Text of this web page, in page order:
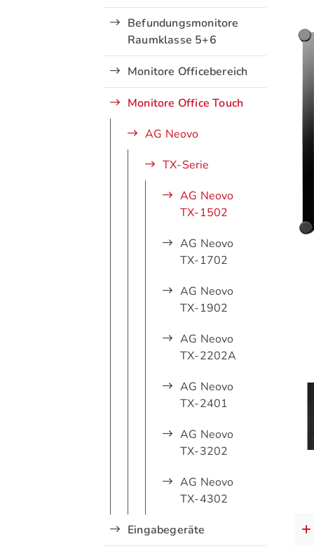
Befundungsmonitore
Raumklasse 5+6
Monitore Officebereich
Monitore Office Touch
AG Neovo
TX-Serie
AG Neovo
TX-1502
AG Neovo
TX-1702
AG Neovo
TX-1902
AG Neovo
TX-2202A
AG Neovo
TX-2401
AG Neovo
TX-3202
AG Neovo
TX-4302
Eingabegeräte